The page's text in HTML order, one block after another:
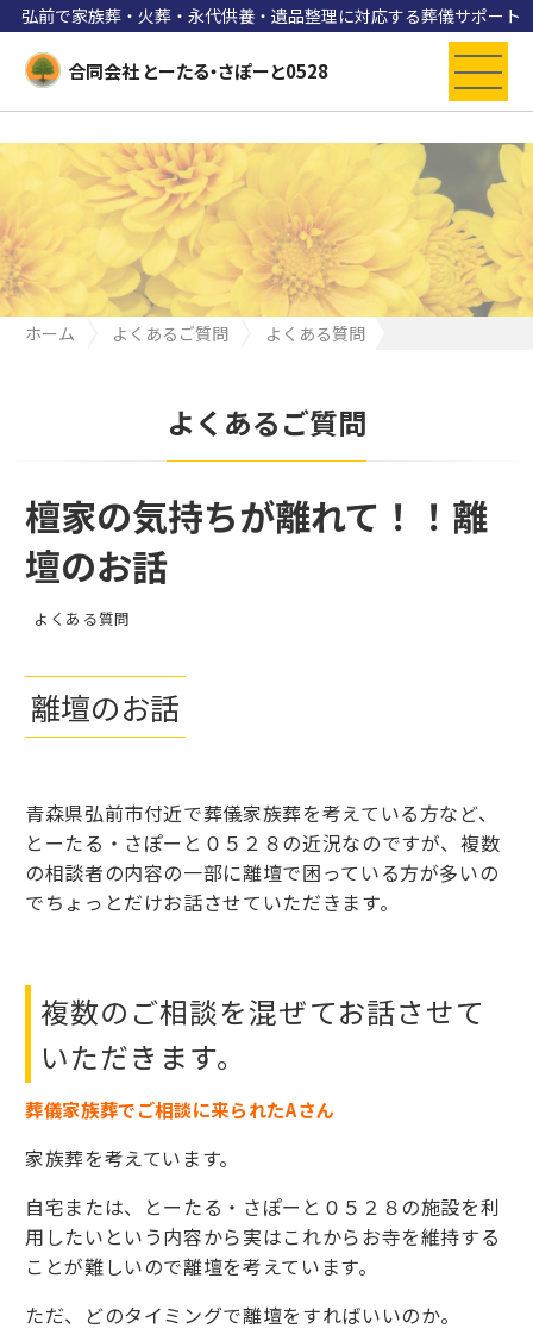
弘前で家族葬・火葬・永代供養・遺品整理に対応する葬儀サポート
合同会社 とーたる・さぽーと0528
ホーム よくあるご質問
よくある質問
よくあるご質問
檀家の気持ちが離れて！！離
壇のお話
よくある質問
離壇のお話
青森県弘前市付近で葬儀家族葬を考えている方など、
とーたる・さぽーと０５２８の近況なのですが、複数
の相談者の内容の一部に離壇で困っている方が多いの
でちょっとだけお話させていただきます。
複数のご相談を混ぜてお話させて
いただきます。
葬儀家族葬でご相談に来られたAさん
家族葬を考えています。
自宅または、とーたる・さぽーと０５２８の施設を利
用したいという内容から実はこれからお寺を維持する
ことが難しいので離壇を考えています。
ただ、どのタイミングで離壇をすればいいのか。